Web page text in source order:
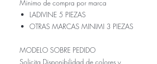
Minimo de compra por marca
LADIVINE 5 PIEZAS
OTRAS MARCAS MINIMI 3 PIEZAS
MODELO SOBRE PEDIDO
Solicita Disponibilidad de colores y